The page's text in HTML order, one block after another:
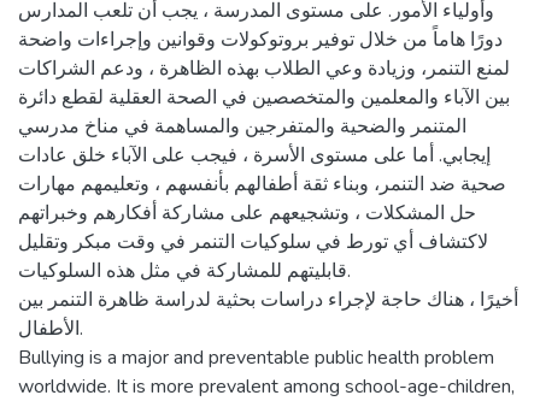
وأولياء الأمور. على مستوى المدرسة ، يجب أن تلعب المدارس
دورًا هاماً من خلال توفير بروتوكولات وقوانين وإجراءات واضحة
لمنع التنمر، وزيادة وعي الطلاب بهذه الظاهرة ، ودعم الشراكات
بين الآباء والمعلمين والمتخصصين في الصحة العقلية لقطع دائرة
المتنمر والضحية والمتفرجين والمساهمة في مناخ مدرسي
إيجابي. أما على مستوى الأسرة ، فيجب على الآباء خلق عادات
صحية ضد التنمر، وبناء ثقة أطفالهم بأنفسهم ، وتعليمهم مهارات
حل المشكلات ، وتشجيعهم على مشاركة أفكارهم وخبراتهم
لاكتشاف أي تورط في سلوكيات التنمر في وقت مبكر وتقليل
قابليتهم للمشاركة في مثل هذه السلوكيات.
أخيرًا ، هناك حاجة لإجراء دراسات بحثية لدراسة ظاهرة التنمر بين
الأطفال.
Bullying is a major and preventable public health problem
worldwide. It is more prevalent among school-age-children,